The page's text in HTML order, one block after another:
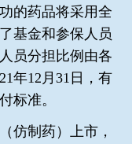
的药品将采用全
基金和参保人员
员分担比例由各
年12月31日，有
标准。
制药）上市，